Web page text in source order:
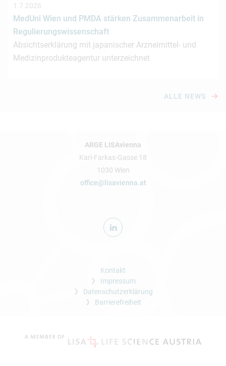
1.7.2026
MedUni Wien und PMDA stärken Zusammenarbeit in
Regulierungswissenschaft
Absichtserklärung mit japanischer Arzneimittel- und
Medizinprodukteagentur unterzeichnet
ALLE NEWS
ARGE LISAvienna
Karl-Farkas-Gasse 18
1030 Wien
office@lisavienna.at
Kontakt
Impressum
Datenschutzerklärung
Barrierefreiheit